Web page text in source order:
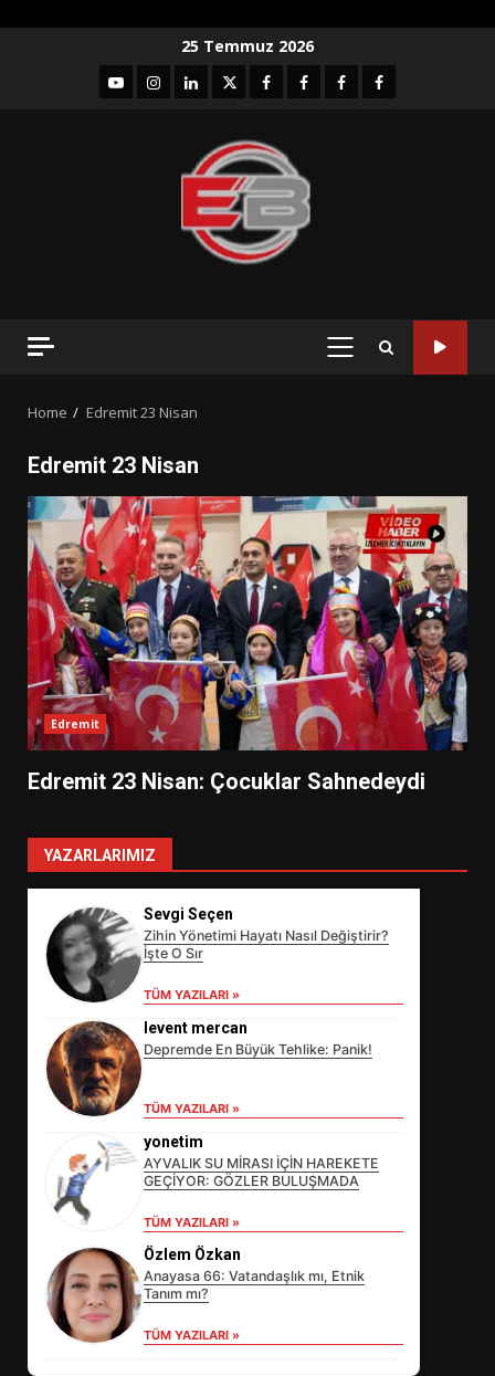
25 Temmuz 2026
YouTubeInstagram
LinkedIntwitterfacebook-Facebook-
Facebook-Facebook-
PRIMARY
Home Edremit 23 Nisan
Edremit 23 Nisan
Edremit
Edremit 23 Nisan: Çocuklar Sahnedeydi
YAZARLARIMIZ
Sevgi Seçen
Zihin Yönetimi Hayatı Nasıl Değiştirir?
İşte O Sır
TÜM YAZILARI »
levent mercan
Depremde En Büyük Tehlike: Panik!
TÜM YAZILARI »
yonetim
AYVALIK SU MİRASI İÇİN HAREKETE
GEÇİYOR: GÖZLER BULUŞMADA
TÜM YAZILARI »
Özlem Özkan
Anayasa 66: Vatandaşlık mı, Etnik
Tanım mı?
TÜM YAZILARI »
3
SÜRDÜRÜLEBİLİRLİKTE NE
DEĞİŞECEK?